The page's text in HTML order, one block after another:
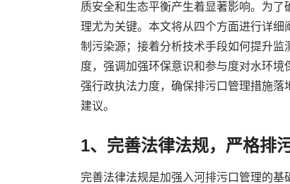
质安全和生态平衡产生着显著影响。为
理尤为关键。本文将从四个方面进行详
制污染源；接着分析技术手段如何提升
度，强调加强环保意识和参与度对水环
强行政执法力度，确保排污口管理措施
建议。
1、完善法律法规，严格排
完善法律法规是加强入河排污口管理的